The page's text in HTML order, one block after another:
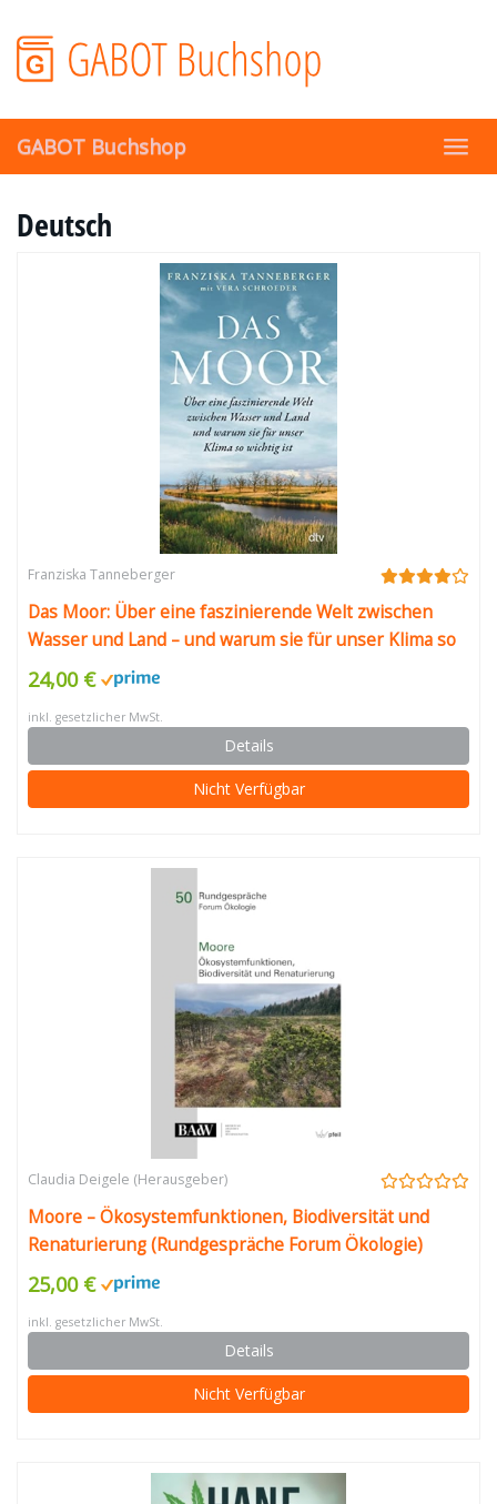
main
content
GABOT Buchshop
Deutsch
Franziska Tanneberger
Das Moor: Über eine faszinierende Welt zwischen
Wasser und Land – und warum sie für unser Klima so
wichtig ist
24,00 €
inkl. gesetzlicher MwSt.
Details
Nicht Verfügbar
Claudia Deigele (Herausgeber)
Moore – Ökosystemfunktionen, Bio­diversität und
Renaturierung (Rundgespräche Forum Ökologie)
25,00 €
inkl. gesetzlicher MwSt.
Details
Nicht Verfügbar